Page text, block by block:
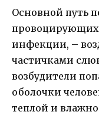
Основной путь
провоцирующих
инфекции, –
частичками
возбудители
оболочки
теплой и